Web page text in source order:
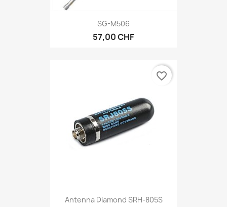
SG-M506
57,00 CHF
Antenna Diamond SRH-805S
favorite_border